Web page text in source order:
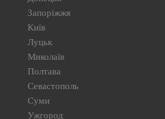
Запоріжжя
Київ
Луцьк
Миколаїв
Полтава
Севастополь
Суми
Ужгород